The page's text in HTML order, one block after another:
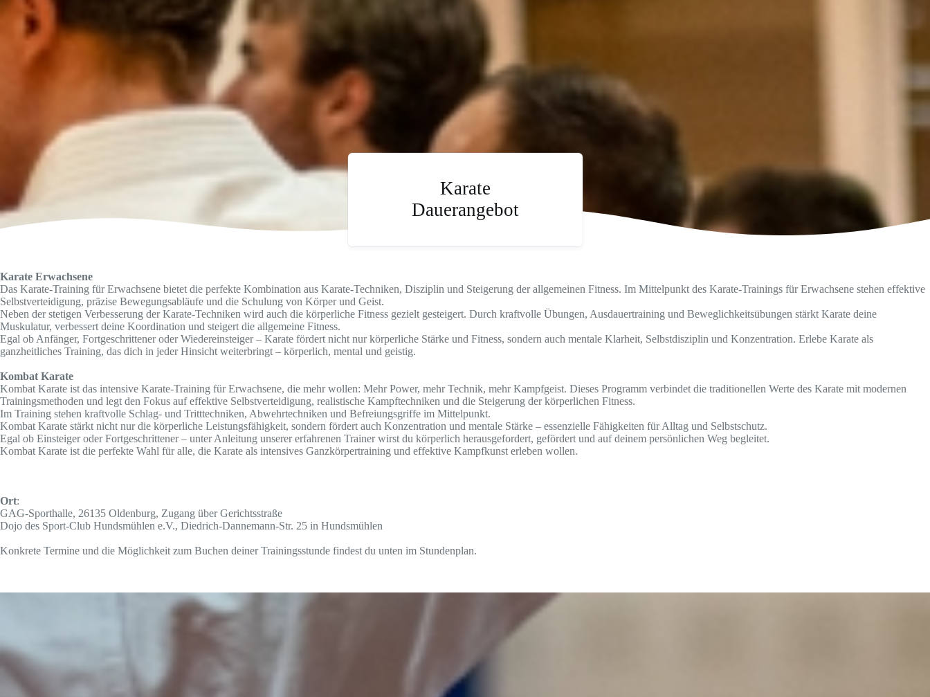
Karate
Dauerangebot
Karate Erwachsene
Das Karate-Training für Erwachsene bietet die perfekte Kombination aus Karate-Techniken, Disziplin und Steigerung der allgemeinen Fitness. Im Mittelpunkt des Karate-Trainings für Erwachsene stehen effektive
Selbstverteidigung, präzise Bewegungsabläufe und die Schulung von Körper und Geist.
Neben der stetigen Verbesserung der Karate-Techniken wird auch die körperliche Fitness gezielt gesteigert. Durch kraftvolle Übungen, Ausdauertraining und Beweglichkeitsübungen stärkt Karate deine
Muskulatur, verbessert deine Koordination und steigert die allgemeine Fitness.
Egal ob Anfänger, Fortgeschrittener oder Wiedereinsteiger – Karate fördert nicht nur körperliche Stärke und Fitness, sondern auch mentale Klarheit, Selbstdisziplin und Konzentration. Erlebe Karate als
ganzheitliches Training, das dich in jeder Hinsicht weiterbringt – körperlich, mental und geistig.
Kombat Karate
Kombat Karate ist das intensive Karate-Training für Erwachsene, die mehr wollen: Mehr Power, mehr Technik, mehr Kampfgeist. Dieses Programm verbindet die traditionellen Werte des Karate mit modernen
Trainingsmethoden und legt den Fokus auf effektive Selbstverteidigung, realistische Kampftechniken und die Steigerung der körperlichen Fitness.
Im Training stehen kraftvolle Schlag- und Tritttechniken, Abwehrtechniken und Befreiungsgriffe im Mittelpunkt.
Kombat Karate stärkt nicht nur die körperliche Leistungsfähigkeit, sondern fördert auch Konzentration und mentale Stärke – essenzielle Fähigkeiten für Alltag und Selbstschutz.
Egal ob Einsteiger oder Fortgeschrittener – unter Anleitung unserer erfahrenen Trainer wirst du körperlich herausgefordert, gefördert und auf deinem persönlichen Weg begleitet.
Kombat Karate ist die perfekte Wahl für alle, die Karate als intensives Ganzkörpertraining und effektive Kampfkunst erleben wollen.
Ort:
GAG-Sporthalle, 26135 Oldenburg, Zugang über Gerichtsstraße
Dojo des Sport-Club Hundsmühlen e.V., Diedrich-Dannemann-Str. 25 in Hundsmühlen
Konkrete Termine und die Möglichkeit zum Buchen deiner Trainingsstunde findest du unten im Stundenplan.